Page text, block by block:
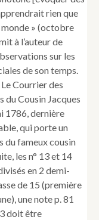
rien que
monde » (octobre
à l’auteur de
sur les
de son temps.
Courrier des
du Cousin Jacques
1786, dernière
qui porte un
du fameux cousin
les n° 13 et 14
en 2 demi-
de 15 (première
une note p. 81
doit être